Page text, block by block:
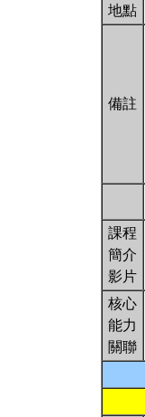
地點
備註
課程
簡介
影片
核心
能力
關聯